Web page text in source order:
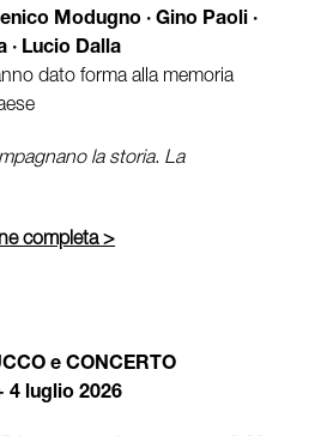
Modugno · Gino Paoli ·
· Lucio Dalla
dato forma alla memoria
la storia. La
completa >
e CONCERTO
4 luglio 2026